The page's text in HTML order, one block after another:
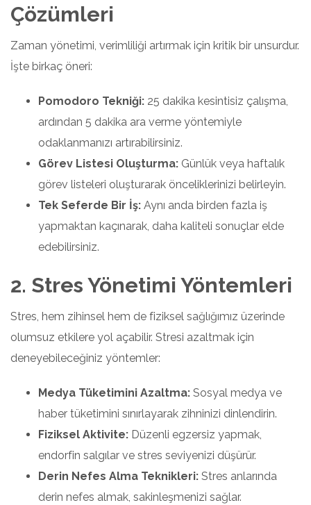
Çözümleri
Zaman yönetimi, verimliliği artırmak için kritik bir unsurdur.
İşte birkaç öneri:
Pomodoro Tekniği: 25 dakika kesintisiz çalışma,
ardından 5 dakika ara verme yöntemiyle
odaklanmanızı artırabilirsiniz.
Görev Listesi Oluşturma: Günlük veya haftalık
görev listeleri oluşturarak önceliklerinizi belirleyin.
Tek Seferde Bir İş: Aynı anda birden fazla iş
yapmaktan kaçınarak, daha kaliteli sonuçlar elde
edebilirsiniz.
2. Stres Yönetimi Yöntemleri
Stres, hem zihinsel hem de fiziksel sağlığımız üzerinde
olumsuz etkilere yol açabilir. Stresi azaltmak için
deneyebileceğiniz yöntemler:
Medya Tüketimini Azaltma: Sosyal medya ve
haber tüketimini sınırlayarak zihninizi dinlendirin.
Fiziksel Aktivite: Düzenli egzersiz yapmak,
endorfin salgılar ve stres seviyenizi düşürür.
Derin Nefes Alma Teknikleri: Stres anlarında
derin nefes almak, sakinleşmenizi sağlar.